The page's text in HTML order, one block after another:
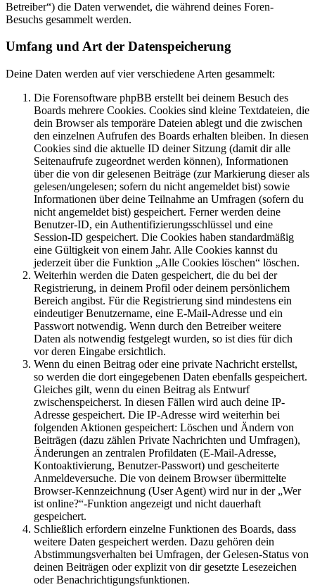
Betreiber“) die Daten verwendet, die während deines Foren-
Besuchs gesammelt werden.
Umfang und Art der Datenspeicherung
Deine Daten werden auf vier verschiedene Arten gesammelt:
Die Forensoftware phpBB erstellt bei deinem Besuch des
Boards mehrere Cookies. Cookies sind kleine Textdateien, die
dein Browser als temporäre Dateien ablegt und die zwischen
den einzelnen Aufrufen des Boards erhalten bleiben. In diesen
Cookies sind die aktuelle ID deiner Sitzung (damit dir alle
Seitenaufrufe zugeordnet werden können), Informationen
über die von dir gelesenen Beiträge (zur Markierung dieser als
gelesen/ungelesen; sofern du nicht angemeldet bist) sowie
Informationen über deine Teilnahme an Umfragen (sofern du
nicht angemeldet bist) gespeichert. Ferner werden deine
Benutzer-ID, ein Authentifizierungsschlüssel und eine
Session-ID gespeichert. Die Cookies haben standardmäßig
eine Gültigkeit von einem Jahr. Alle Cookies kannst du
jederzeit über die Funktion „Alle Cookies löschen“ löschen.
Weiterhin werden die Daten gespeichert, die du bei der
Registrierung, in deinem Profil oder deinem persönlichem
Bereich angibst. Für die Registrierung sind mindestens ein
eindeutiger Benutzername, eine E-Mail-Adresse und ein
Passwort notwendig. Wenn durch den Betreiber weitere
Daten als notwendig festgelegt wurden, so ist dies für dich
vor deren Eingabe ersichtlich.
Wenn du einen Beitrag oder eine private Nachricht erstellst,
so werden die dort eingegebenen Daten ebenfalls gespeichert.
Gleiches gilt, wenn du einen Beitrag als Entwurf
zwischenspeicherst. In diesen Fällen wird auch deine IP-
Adresse gespeichert. Die IP-Adresse wird weiterhin bei
folgenden Aktionen gespeichert: Löschen und Ändern von
Beiträgen (dazu zählen Private Nachrichten und Umfragen),
Änderungen an zentralen Profildaten (E-Mail-Adresse,
Kontoaktivierung, Benutzer-Passwort) und gescheiterte
Anmeldeversuche. Die von deinem Browser übermittelte
Browser-Kennzeichnung (User Agent) wird nur in der „Wer
ist online?“-Funktion angezeigt und nicht dauerhaft
gespeichert.
Schließlich erfordern einzelne Funktionen des Boards, dass
weitere Daten gespeichert werden. Dazu gehören dein
Abstimmungsverhalten bei Umfragen, der Gelesen-Status von
deinen Beiträgen oder explizit von dir gesetzte Lesezeichen
oder Benachrichtigungsfunktionen.